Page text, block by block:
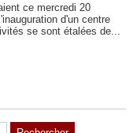
ce mercredi 20
d'un centre
se sont étalées de...